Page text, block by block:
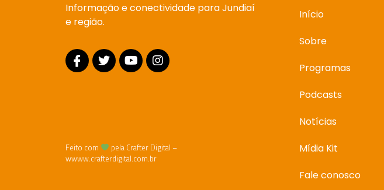
Informação e conectividade para Jundiaí
e região.
Feito com
pela Crafter Digital –
wwww.crafterdigital.com.br
Início
Sobre
Programas
Podcasts
Notícias
Mídia Kit
Fale conosco